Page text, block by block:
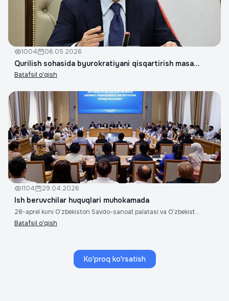
1004 06.05.2026
Qurilish sohasida byurokratiyani qisqartirish masa...
Batafsil o'qish
1104 29.04.2026
Ish beruvchilar huquqlari muhokamada
28-aprel kuni O‘zbekiston Savdo-sanoat palatasi va O‘zbekist...
Batafsil o'qish
Ko'proq ko'rsatish